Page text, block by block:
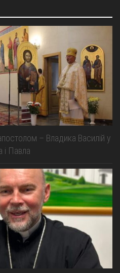
– Владика Василій у
і Павла